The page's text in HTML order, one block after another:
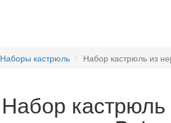
Наборы кастрюль Набор кастрюль из
Набор